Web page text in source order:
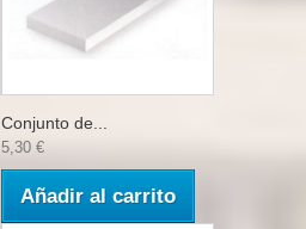
Conjunto de...
5,30 €
Añadir al carrito